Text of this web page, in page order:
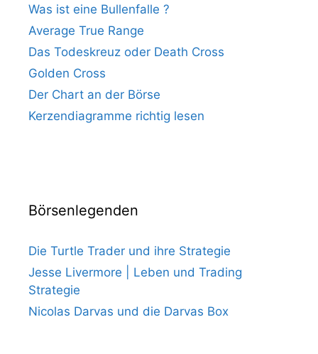
Was ist eine Bullenfalle ?
Average True Range
Das Todeskreuz oder Death Cross
Golden Cross
Der Chart an der Börse
Kerzendiagramme richtig lesen
Börsenlegenden
Die Turtle Trader und ihre Strategie
Jesse Livermore | Leben und Trading
Strategie
Nicolas Darvas und die Darvas Box